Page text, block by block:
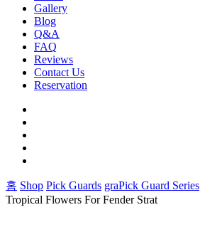
Gallery
Blog
Q&A
FAQ
Reviews
Contact Us
Reservation
홈 Shop Pick Guards graPick Guard Series
Tropical Flowers For Fender Strat